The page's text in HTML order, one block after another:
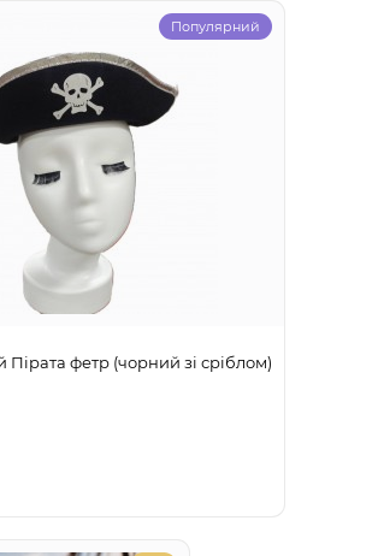
Популярний
фетр (чорний зі сріблом)